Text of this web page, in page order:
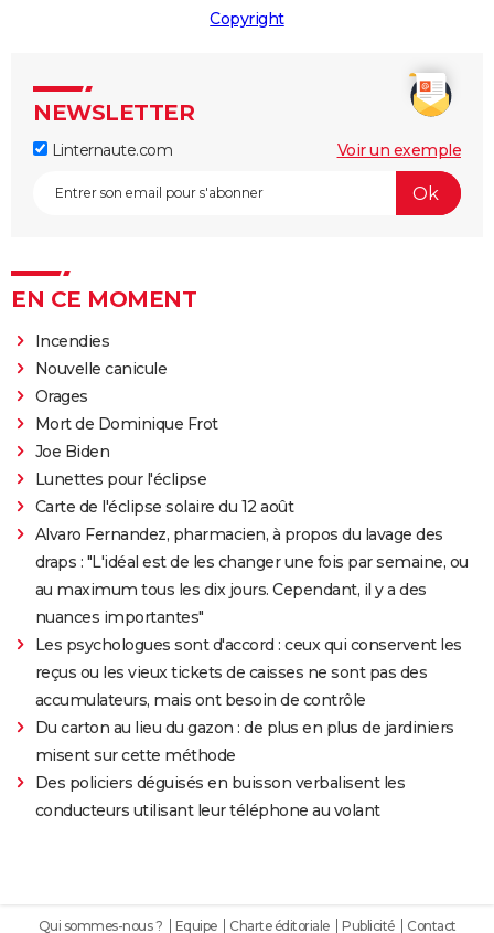
Copyright
NEWSLETTER
Linternaute.com Voir un exemple
EN CE MOMENT
Incendies
Nouvelle canicule
Orages
Mort de Dominique Frot
Joe Biden
Lunettes pour l'éclipse
Carte de l'éclipse solaire du 12 août
Alvaro Fernandez, pharmacien, à propos du lavage des
draps : "L'idéal est de les changer une fois par semaine, ou
au maximum tous les dix jours. Cependant, il y a des
nuances importantes"
Les psychologues sont d'accord : ceux qui conservent les
reçus ou les vieux tickets de caisses ne sont pas des
accumulateurs, mais ont besoin de contrôle
Du carton au lieu du gazon : de plus en plus de jardiniers
misent sur cette méthode
Des policiers déguisés en buisson verbalisent les
conducteurs utilisant leur téléphone au volant
Qui sommes-nous ? Equipe Charte éditoriale Publicité Contact